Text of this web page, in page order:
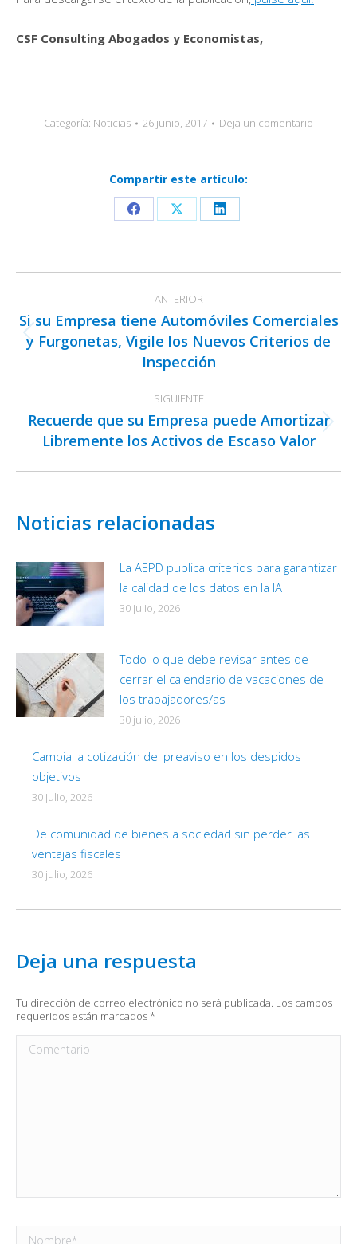
CSF Consulting Abogados y Economistas,
Categoría: Noticias 26 junio, 2017 Deja un comentario
Compartir este artículo:
Share
Facebook
Share
X
Share
LinkedIn
entre
publicaciones
ANTERIOR
Publicación
anterior:
Si su Empresa tiene Automóviles Comerciales
y Furgonetas, Vigile los Nuevos Criterios de
Inspección
SIGUIENTE
Publicación
siguiente:
Recuerde que su Empresa puede Amortizar
Libremente los Activos de Escaso Valor
Noticias relacionadas
La AEPD publica criterios para garantizar
la calidad de los datos en la IA
30 julio, 2026
Todo lo que debe revisar antes de
cerrar el calendario de vacaciones de
los trabajadores/as
30 julio, 2026
Cambia la cotización del preaviso en los despidos
objetivos
30 julio, 2026
De comunidad de bienes a sociedad sin perder las
ventajas fiscales
30 julio, 2026
Deja una respuesta
Tu dirección de correo electrónico no será publicada. Los campos
requeridos están marcados*
Comentario
Nombre *